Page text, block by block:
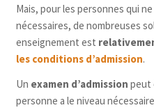
Des formations à
pour obtenir le
(CEB ), le Certificat
ème
d’Enseignement
Pour l’obtention de
Plus d’infos sur les titres
supérieur accessibles
adultes
Mais, pour les personnes qui
nécessaires, de nombreuses
enseignement est
les conditions d’admission.
Un examen d’admission peut
personne a le niveau